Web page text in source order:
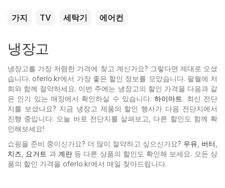
가지 TV 세탁기 에어컨
냉장고
냉장고를 가장 저렴한 가격에 찾고 계신가요? 그렇다면 제대로 오셨
습니다. oferlo.kr에서 가장 좋은 할인 정보를 모았습니다. 팔월에 저
희와 함께 절약하세요. 이번 주에는 냉장고의 할인 가격을 다음과 같
은 인기 있는 매장에서 확인하실 수 있습니다:하이마트. 최신 전단
지를 보셨나요? 지금 냉장고 제품의 할인 행사가 다음 전단지에서
진행 중입니다: 오늘 바로 전단지를 살펴보고, 다른 할인도 함께 확
인해보세요!
쇼핑을 준비 중이신가요? 더 많이 절약하고 싶으신가요? 우유 버터
치즈
요거트 과 계란등 다른 상품의 할인도 확인해 보세요. 모든 상
품의 할인 가격을 oferlo.kr에서 매일 찾아드립니다.